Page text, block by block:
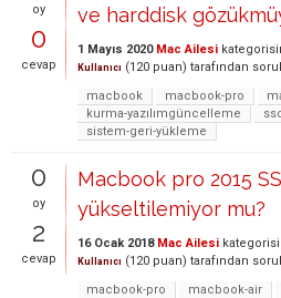
oy
0
cevap
ve harddisk
1 Mayıs 2020 Mac Ailesi
Kullanıcı (120 puan) tarafından
macbook
macbook-pro
kurma-yazılımgüncelleme
sistem-geri-yükleme
0
oy
2
cevap
Macbook pro 2015
yükseltilemiyor mu?
16 Ocak 2018 Mac Ailesi
Kullanıcı (120 puan) tarafından
macbook-pro
macbook-air